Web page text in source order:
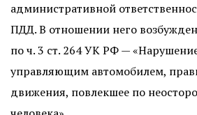
административной
ПДД. В отношении него
по ч. 3 ст. 264 УК РФ —
управляющим автомобилем,
движения, повлекшее по